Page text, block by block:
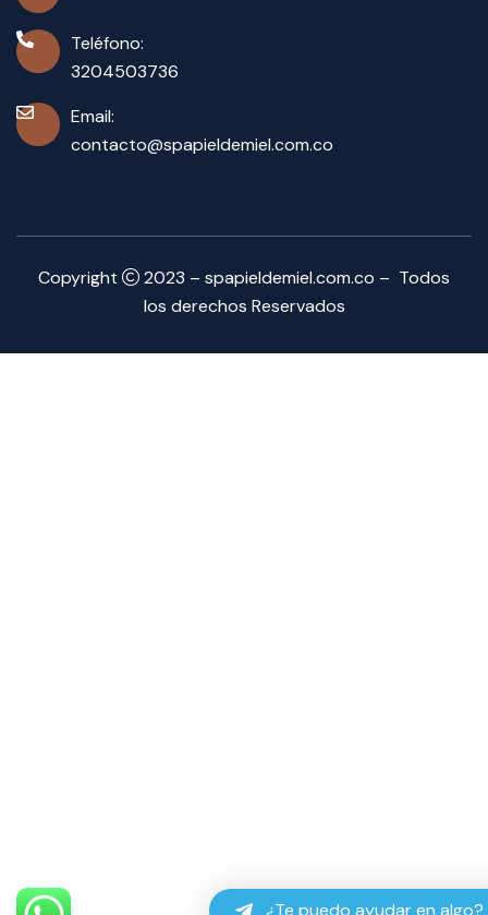
Teléfono:
3204503736
Email:
contacto@spapieldemiel.com.co
Copyright
2023 – spapieldemiel.com.co – Todos
los derechos Reservados
¿Te puedo ayudar en algo?